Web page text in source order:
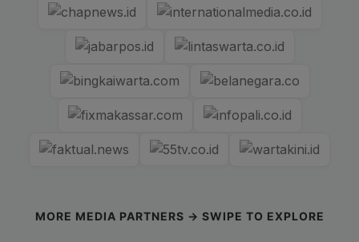
MORE MEDIA PARTNERS → SWIPE TO EXPLORE